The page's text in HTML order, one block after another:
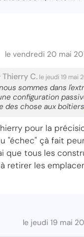
le vendredi 20 mai
Thierry C. le jeudi 19 mai
sommes dans
configuration
des chose aux boîtiers
pour la
"échec" çà fait
que tous les
retirer les
le jeudi 19 mai